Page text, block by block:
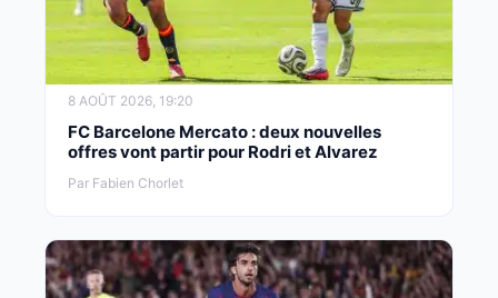
8 AOÛT 2026, 19:20
FC Barcelone Mercato : deux nouvelles
offres vont partir pour Rodri et Alvarez
Par Fabien Chorlet